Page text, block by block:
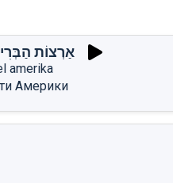
אַרְצוֹת
amerika
Америки